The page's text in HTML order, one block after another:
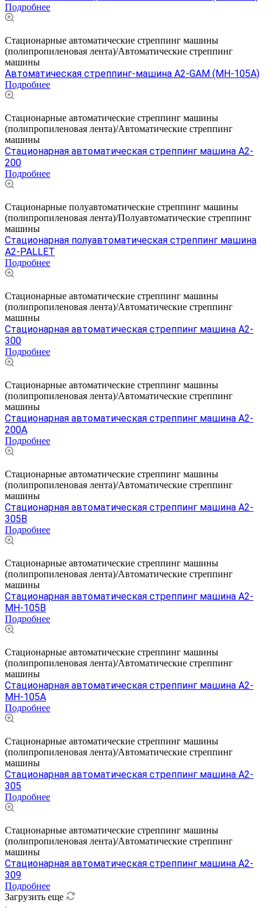
Подробнее
Стационарные автоматические стреппинг машины
(полипропиленовая лента)/Автоматические стреппинг
машины
Автоматическая стреппинг-машина A2-GAM (MH-105A)
Подробнее
Стационарные автоматические стреппинг машины
(полипропиленовая лента)/Автоматические стреппинг
машины
Стационарная автоматическая стреппинг машина A2-
200
Подробнее
Стационарные полуавтоматические стреппинг машины
(полипропиленовая лента)/Полуавтоматические стреппинг
машины
Стационарная полуавтоматическая стреппинг машина
А2-PALLET
Подробнее
Стационарные автоматические стреппинг машины
(полипропиленовая лента)/Автоматические стреппинг
машины
Стационарная автоматическая стреппинг машина A2-
300
Подробнее
Стационарные автоматические стреппинг машины
(полипропиленовая лента)/Автоматические стреппинг
машины
Стационарная автоматическая стреппинг машина А2-
200А
Подробнее
Стационарные автоматические стреппинг машины
(полипропиленовая лента)/Автоматические стреппинг
машины
Стационарная автоматическая стреппинг машина A2-
305B
Подробнее
Стационарные автоматические стреппинг машины
(полипропиленовая лента)/Автоматические стреппинг
машины
Стационарная автоматическая стреппинг машина A2-
MH-105B
Подробнее
Стационарные автоматические стреппинг машины
(полипропиленовая лента)/Автоматические стреппинг
машины
Стационарная автоматическая стреппинг машина A2-
MH-105A
Подробнее
Стационарные автоматические стреппинг машины
(полипропиленовая лента)/Автоматические стреппинг
машины
Стационарная автоматическая стреппинг машина A2-
305
Подробнее
Стационарные автоматические стреппинг машины
(полипропиленовая лента)/Автоматические стреппинг
машины
Стационарная автоматическая стреппинг машина A2-
309
Подробнее
Загрузить еще